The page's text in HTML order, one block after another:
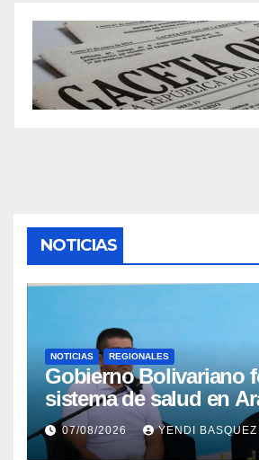
NOTICIAS
NOTICIAS REGIONALES
Gobierno Bolivariano
sistema de salud en
la reinauguración del
Mora
07/08/2026 YENDI BASQUEZ